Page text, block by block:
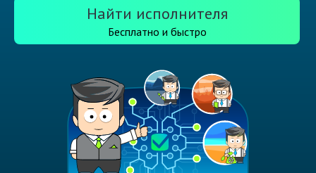
Найти исполнителя
Бесплатно и быстро